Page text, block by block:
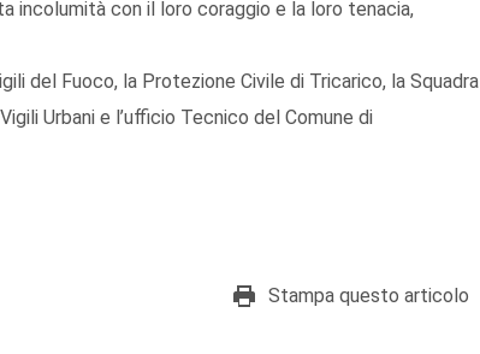
incolumità con il loro coraggio e la loro tenacia,
del Fuoco, la Protezione Civile di Tricarico, la Squadra
Urbani e l’ufficio Tecnico del Comune di
Stampa questo articolo